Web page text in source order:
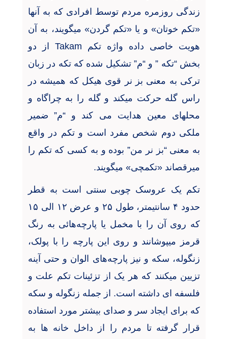
زندگی روزمره مردم توسط افرادی که به آنها
«تکم خوتان» و یا «تکم گردن» میگویند، به آن
هویت خاصی داده واژه تکم Takam
از دو
بخش “تکه ” و “م” تشکیل شده که تکه در زبان
ترکی به معنی بز نر قوی هیکل که همیشه در
راس گله حرکت میکند و گله را به چراگاه و
محلهای معین هدایت می کند و “م” ضمیر
ملکی دوم شخص مفرد است و تکم در واقع
به معنی “بز نر من” بوده و به کسی که تکم را
میرقصاند «تکمچی» میگویند.
تکم یک عروسک چوبی سنتی است به قطر
حدود ۴ سانتیمتر، طول ۲۵ و عرض ۱۲ الی ۱۵
که روی آن را با مخمل یا پارچههائی به رنگ
قرمز میپوشانند و روی این پارچه را با پولک،
زنگوله، سکه و نیز پارچههای الوان و حتی آینه
تزیین میکنند که هر یک از تزئینات تکم علت و
فلسفه ای داشته است. از جمله زنگوله و سکه
که برای ایجاد سر و صدای بیشتر مورد استفاده
قرار گرفته تا مردم را از داخل خانه ها به